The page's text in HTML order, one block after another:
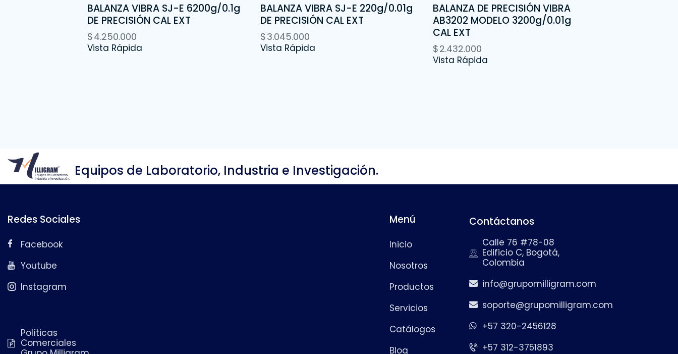
BALANZA VIBRA SJ-E 6200g/0.1g
DE PRECISIÓN CAL EXT
$4.250.000
Vista Rápida
BALANZA VIBRA SJ-E 220g/0.01g
DE PRECISIÓN CAL EXT
$3.045.000
Vista Rápida
BALANZA DE PRECISIÓN VIBRA
AB3202 MODELO 3200g/0.01g
CAL EXT
$2.432.000
Vista Rápida
Equipos de Laboratorio, Industria e Investigación.
Redes Sociales
Facebook
Youtube
Instagram
Políticas
Comerciales
Menú
Inicio
Nosotros
Productos
Servicios
Catálogos
Blog
Contáctanos
Calle 76 #78-08
Edificio C, Bogotá,
Colombia
info@grupomilligram.com
soporte@grupomilligram.com
+57 320-2456128
+57 312-3751893